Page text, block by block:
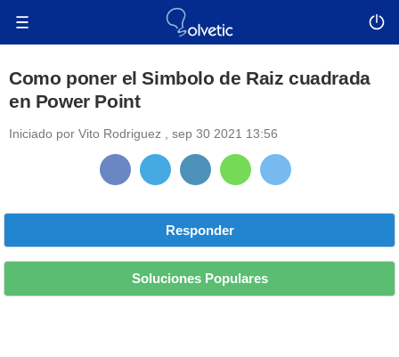
Como poner el Simbolo de Raiz cuadrada
en Power Point
Iniciado por Vito Rodriguez sep 30 2021 13:56
Responder
Soluciones Populares